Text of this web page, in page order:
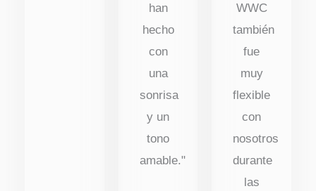
han
hecho
con
una
sonrisa
y un
tono
amable."
WWC
también
fue
muy
flexible
con
nosotros
durante
las